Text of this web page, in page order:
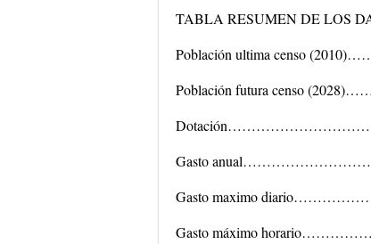
TABLA RESUMEN DE LOS
Población ultima censo
Población futura censo
Gasto
Gasto maximo
Gasto máximo